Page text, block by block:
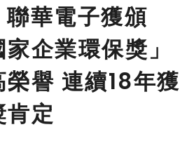
華電子獲頒
家企業環保獎」
榮譽 連續18年獲
肯定